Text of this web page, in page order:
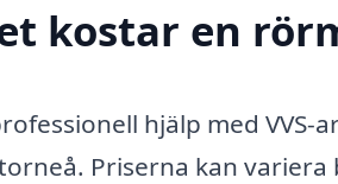
kostar en
hjälp med
Priserna kan